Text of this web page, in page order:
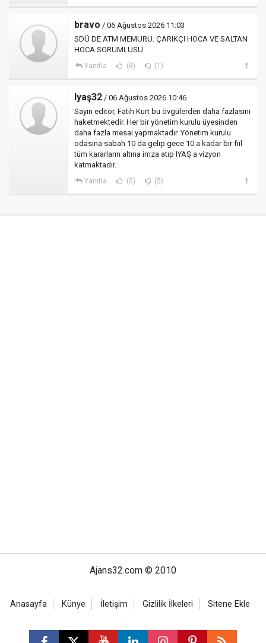
bravo / 06 Ağustos 2026 11:03
SDÜ DE ATM MEMURU. ÇARIKÇI HOCA VE SALTAN
HOCA SORUMLUSU
Yanıtla (8) (1)
Iyaş32 / 06 Ağustos 2026 10:46
Sayın editör, Fatih Kurt bu övgülerden daha fazlasını
haketmektedir. Her bir yönetim kurulu üyesinden
daha fazla mesai yapmaktadır. Yönetim kurulu
odasına sabah 10 da gelip gece 10 a kadar bir fiil
tüm kararların altına imza atıp IYAŞ a vizyon
katmaktadır.
Yanıtla (5) (5)
Ajans32.com © 2010
Anasayfa Künye İletişim Gizlilik İlkeleri Sitene Ekle